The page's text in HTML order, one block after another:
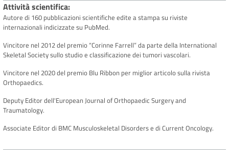
Attività scientifica
Autore di 160 pubblicazioni scientifiche edite a stampa su riviste
internazionali indicizzate su PubMed.
Vincitore nel 2012 del premio “Corinne Farrell” da parte della International
Skeletal Society sullo studio e classificazione dei tumori vascolari.
Vincitore nel 2020 del premio Blu Ribbon per miglior articolo sulla rivista
Orthopaedics.
Deputy Editor dell'European Journal of Orthopaedic Surgery and
Traumatology.
Associate Editor di BMC Musculoskeletal Disorders e di Current Oncology.